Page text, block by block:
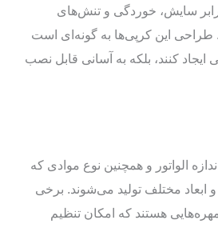
سایش، خوردگی و تنش‌های
طراحی این کرپی‌ها به گونه‌ای است
ایجاد کنند، بلکه به آسانی قابل نصب
الواتور و همچنین نوع موادی که
ابعاد مختلف تولید می‌شوند. برخی
هستند که امکان تنظیم